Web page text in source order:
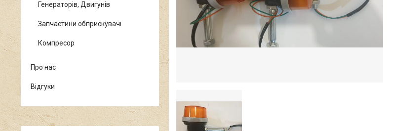
Генераторів, Двигунів
Запчастини обприскувачі
Компресор
Про нас
Відгуки